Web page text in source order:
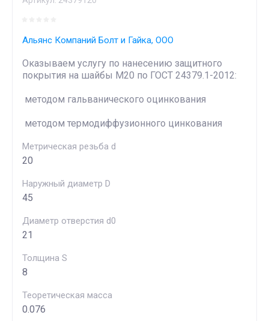
Альянс Компаний Болт и Гайка, ООО
Оказываем услугу по нанесению защитного
покрытия на шайбы М20 по ГОСТ 24379.1-2012:
методом гальванического оцинкования
методом термодиффузионного цинкования
Метрическая резьба d
20
Наружный диаметр D
45
Диаметр отверстия d0
21
Толщина S
8
Теоретическая масса
0.076